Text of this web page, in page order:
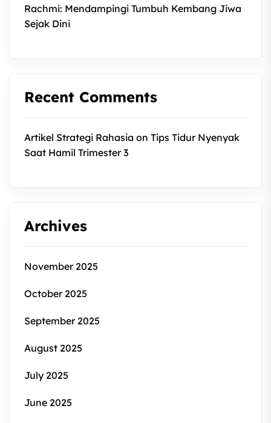
Rachmi: Mendampingi Tumbuh Kembang Jiwa
Sejak Dini
Recent Comments
Artikel Strategi Rahasia on Tips Tidur Nyenyak
Saat Hamil Trimester 3
Archives
November 2025
October 2025
September 2025
August 2025
July 2025
June 2025